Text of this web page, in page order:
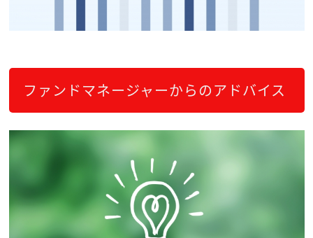
ファンドマネージャーからのアドバイス